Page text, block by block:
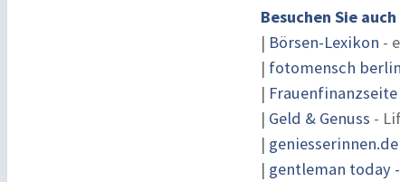
Besuchen Sie
| Börsen-Lexikon -
| fotomensch berlin
| Frauenfinanzseite
| Geld & Genuss -
| geniesserinnen.de
| gentleman today